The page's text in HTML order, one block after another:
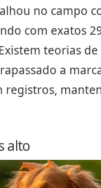
no campo
com exatos
teorias
a
registros,
alto